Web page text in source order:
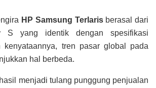
HP Samsung Terlarisberasal dari
S yang identik dengan spesifikasi
kenyataannya, tren pasar global pada
hal berbeda.
menjadi tulang punggung penjualan